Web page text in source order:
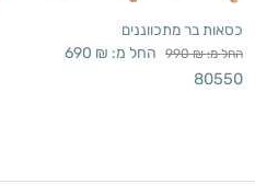
כסאות בר מתכווננים
החל מ: 990₪ החל מ: 690 ₪
80550